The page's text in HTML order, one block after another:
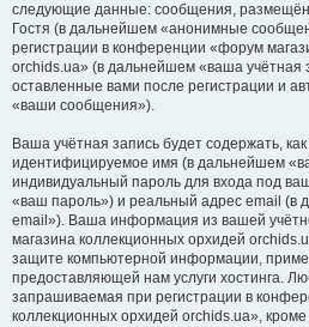
следующие данные: сообщения,
Гостя (в дальнейшем «анонимные
регистрации в конференции «форум
orchids.ua» (в дальнейшем «ваша учётная
оставленные вами после регистрации и
«ваши сообщения»).
Ваша учётная запись будет содержать,
идентифицируемое имя (в дальнейшем
индивидуальный пароль для входа под
«ваш пароль») и реальный адрес email (в
email»). Ваша информация из вашей
магазина коллекционных орхидей
защите компьютерной информации,
предоставляющей нам услуги хостинга.
запрашиваемая при регистрации в
коллекционных орхидей orchids.ua»,